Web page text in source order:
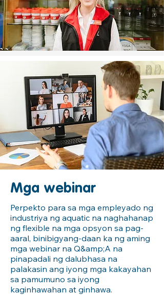
Mga webinar
Perpekto para sa mga empleyado ng
industriya ng aquatic na naghahanap
ng flexible na mga opsyon sa pag-
aaral, binibigyang-daan ka ng aming
mga webinar na Q&amp;A na
pinapadali ng dalubhasa na
palakasin ang iyong mga kakayahan
sa pamumuno sa iyong
kaginhawahan at ginhawa.